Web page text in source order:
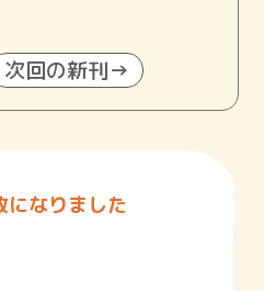
次回の新刊→
になりました